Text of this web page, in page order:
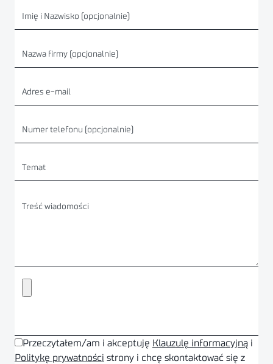
Przeczytałem/am i akceptuję Klauzulę informacyjną i
Politykę prywatności strony i chcę skontaktować się z